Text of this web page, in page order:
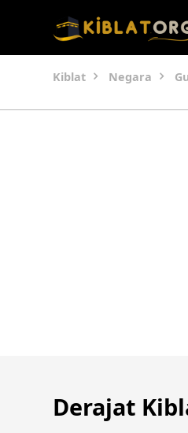
Kiblat Negara
Derajat